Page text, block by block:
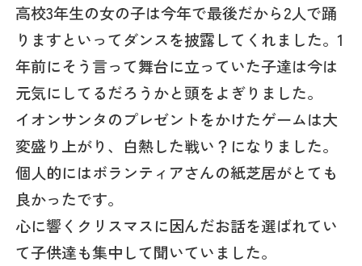
高校3年生の女の子は今年で最後だから2人で踊
りますといってダンスを披露してくれました。1
年前にそう言って舞台に立っていた子達は今は
元気にしてるだろうかと頭をよぎりました。
イオンサンタのプレゼントをかけたゲームは大
変盛り上がり、白熱した戦い？になりました。
個人的にはボランティアさんの紙芝居がとても
良かったです。
心に響くクリスマスに因んだお話を選ばれてい
て子供達も集中して聞いていました。